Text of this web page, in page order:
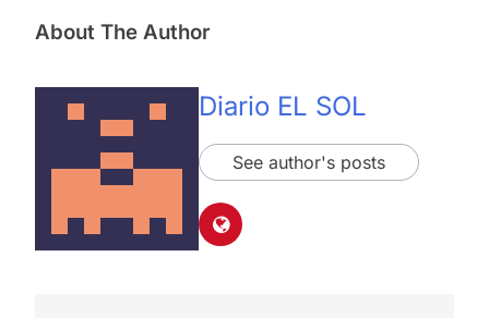
About The Author
Diario EL SOL
See author's posts